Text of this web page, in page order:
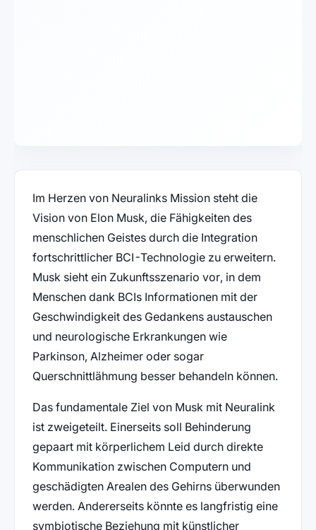
Im Herzen von Neuralinks Mission steht die
Vision von Elon Musk, die Fähigkeiten des
menschlichen Geistes durch die Integration
fortschrittlicher BCI-Technologie zu erweitern.
Musk sieht ein Zukunftsszenario vor, in dem
Menschen dank BCIs Informationen mit der
Geschwindigkeit des Gedankens austauschen
und neurologische Erkrankungen wie
Parkinson, Alzheimer oder sogar
Querschnittlähmung besser behandeln können.
Das fundamentale Ziel von Musk mit Neuralink
ist zweigeteilt. Einerseits soll Behinderung
gepaart mit körperlichem Leid durch direkte
Kommunikation zwischen Computern und
geschädigten Arealen des Gehirns überwunden
werden. Andererseits könnte es langfristig eine
symbiotische Beziehung mit künstlicher